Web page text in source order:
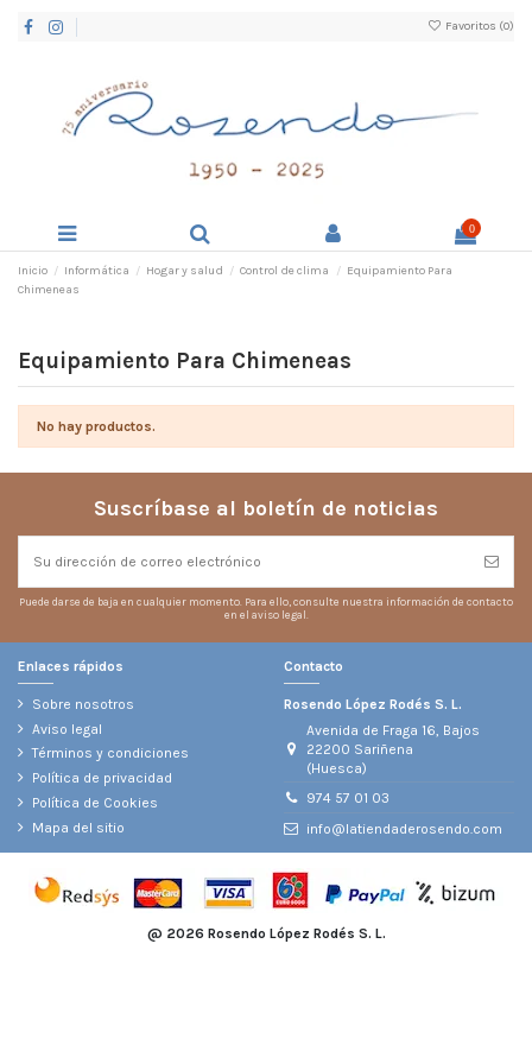
Favoritos (0)
0
Inicio Informática Hogar y salud Control de clima
Equipamiento Para
Chimeneas
Equipamiento Para Chimeneas
No hay productos.
Suscríbase al boletín de noticias
Puede darse de baja en cualquier momento. Para ello, consulte nuestra información de contacto
en el aviso legal.
Enlaces rápidos
Sobre nosotros
Aviso legal
Términos y condiciones
Política de privacidad
Política de Cookies
Mapa del sitio
Contacto
Rosendo López Rodés S. L.
Avenida de Fraga 16, Bajos
22200 Sariñena
(Huesca)
974 57 01 03
info@latiendaderosendo.com
@ 2026 Rosendo López Rodés S. L.